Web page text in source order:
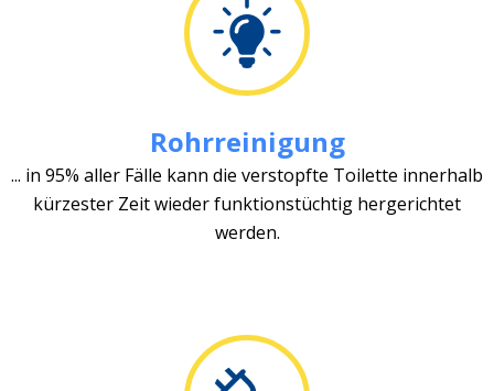
Rohrreinigung
... in 95% aller Fälle kann die verstopfte Toilette innerhalb
kürzester Zeit wieder funktionstüchtig hergerichtet
werden.